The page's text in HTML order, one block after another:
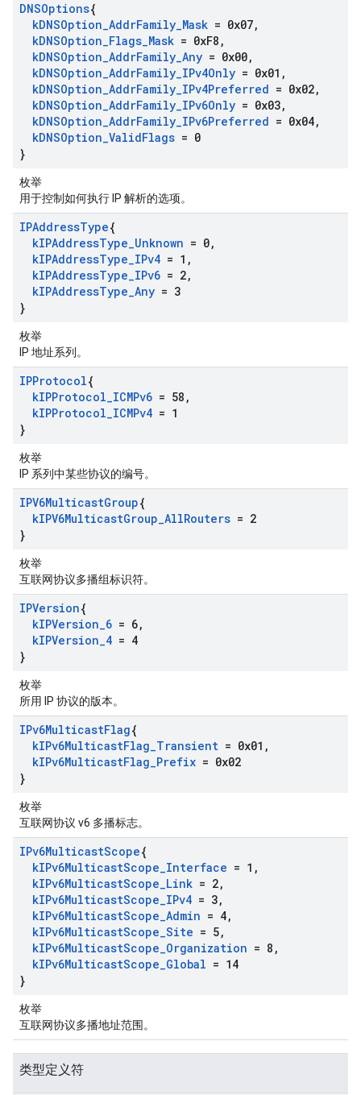
DNSOptions{
kDNSOption_AddrFamily_Mask = 0x07,
kDNSOption_Flags_Mask = 0xF8 ,
kDNSOption_AddrFamily_Any = 0x00,
kDNSOption_AddrFamily_IPv4Only = 0x01 ,
kDNSOption_AddrFamily_IPv4Preferred = 0x02,
kDNSOption_AddrFamily_IPv6Only = 0x03,
kDNSOption_AddrFamily_IPv6Preferred = 0x04,
kDNSOption_ValidFlags = 0
}
枚举
用于控制如何执行 IP 解析的选项。
IPAddressType{
kIPAddressType_Unknown = 0,
kIPAddressType_IPv4 = 1 ,
kIPAddressType_IPv6 = 2,
kIPAddressType_Any = 3
}
枚举
IP 地址系列。
IPProtocol{
kIPProtocol_ICMPv6 = 58 ,
kIPProtocol_ICMPv4 = 1
}
枚举
IP 系列中某些协议的编号。
IPV6MulticastGroup{
kIPV6MulticastGroup_AllRouters = 2
}
枚举
互联网协议多播组标识符。
IPVersion{
kIPVersion_6 = 6,
kIPVersion_4 = 4
}
枚举
所用 IP 协议的版本。
IPv6MulticastFlag{
kIPv6MulticastFlag_Transient = 0x01 ,
kIPv6MulticastFlag_Prefix = 0x02
}
枚举
互联网协议 v6 多播标志。
IPv6MulticastScope{
kIPv6MulticastScope_Interface = 1 ,
kIPv6MulticastScope_Link = 2,
kIPv6MulticastScope_IPv4 = 3,
kIPv6MulticastScope_Admin = 4,
kIPv6MulticastScope_Site = 5,
kIPv6MulticastScope_Organization = 8 ,
kIPv6MulticastScope_Global = 14
}
枚举
互联网协议多播地址范围。
类型定义符